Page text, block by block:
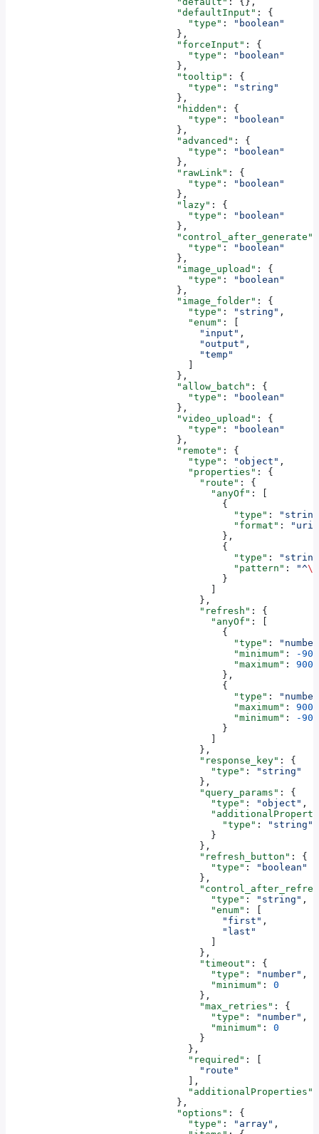
                              "defaultInput"
: {
                                "type"
:
"boolean"
                              },
                              "forceInput"
: {
                                "type"
:
"boolean"
                              },
                              "tooltip"
: {
                                "type"
:
"string"
                              },
                              "hidden"
: {
                                "type"
:
"boolean"
                              },
                              "advanced"
: {
                                "type"
:
"boolean"
                              },
                              "rawLink"
: {
                                "type"
:
"boolean"
                              },
                              "lazy"
: {
                                "type"
:
"boolean"
                              },
                              "control_after_generate"
                                "type"
:
"boolean"
                              },
                              "image_upload"
: {
                                "type"
:
"boolean"
                              },
                              "image_folder"
: {
                                "type"
: "string" ,
                                "enum"
: [
                                  "input"
,
                                  "output"
,
                                  "temp"
                                ]
                              },
                              "allow_batch"
: {
                                "type"
:
"boolean"
                              },
                              "video_upload"
: {
                                "type"
:
"boolean"
                              },
                              "remote"
: {
                                "type"
: "object" ,
                                "properties"
: {
                                  "route"
: {
                                    "anyOf"
: [
                                      {
                                        "type"
:
                                        "format"
:
"uri"
                                      },
                                      {
                                        "type"
:
                                        "pattern"
: "^\\
                                      }
                                    ]
                                  },
                                  "refresh"
: {
                                    "anyOf"
: [
                                      {
                                        "type"
:
                                        "minimum"
:
-
                                        "maximum"
:
                                      },
                                      {
                                        "type"
:
                                        "maximum"
:
                                        "minimum"
:
-
                                      }
                                    ]
                                  },
                                  "response_key"
: {
                                    "type"
:
"string"
                                  },
                                  "query_params"
: {
                                    "type"
: "object" ,
                                      "type"
:
"string"
                                    }
                                  },
                                  "refresh_button"
: {
                                    "type"
:
"boolean"
                                  },
                                    "type"
: "string" ,
                                    "enum"
: [
                                      "first"
,
                                      "last"
                                    ]
                                  },
                                  "timeout"
: {
                                    "type"
: "number" ,
                                    "minimum"
: 0
                                  },
                                  "max_retries"
: {
                                    "type"
: "number" ,
                                    "minimum"
: 0
                                  }
                                },
                                "required"
: [
                                  "route"
                                ],
                                "additionalProperties"
                              },
                              "options"
: {
                                "type"
: "array" ,